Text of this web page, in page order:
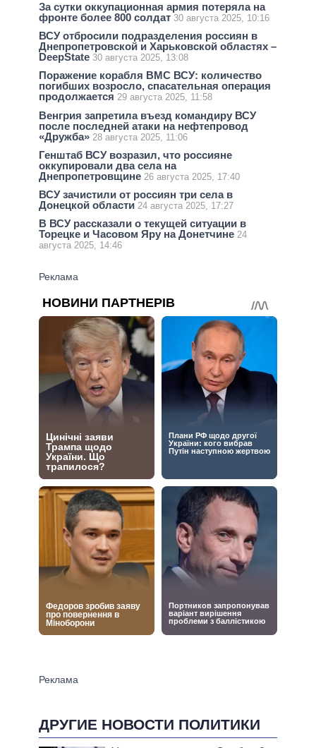
За сутки оккупационная армия потеряла на
фронте более 800 солдат 30 августа 2025, 10:16
ВСУ отбросили подразделения россиян в
Днепропетровской и Харьковской областях –
DeepState 30 августа 2025, 13:08
Поражение корабля ВМС ВСУ: количество
погибших возросло, спасательная операция
продолжается 29 августа 2025, 11:58
Венгрия запретила въезд командиру ВСУ
после последней атаки на нефтепровод
«Дружба» 28 августа 2025, 11:06
Генштаб ВСУ возразил, что россияне
оккупировали два села на
Днепропетровщине 26 августа 2025, 17:40
ВСУ зачистили от россиян три села в
Донецкой области 24 августа 2025, 17:27
В ВСУ рассказали о текущей ситуации в
Торецке и Часовом Яру на Донетчине 24
августа 2025, 14:46
ДРУГИЕ НОВОСТИ ПОЛИТИКИ